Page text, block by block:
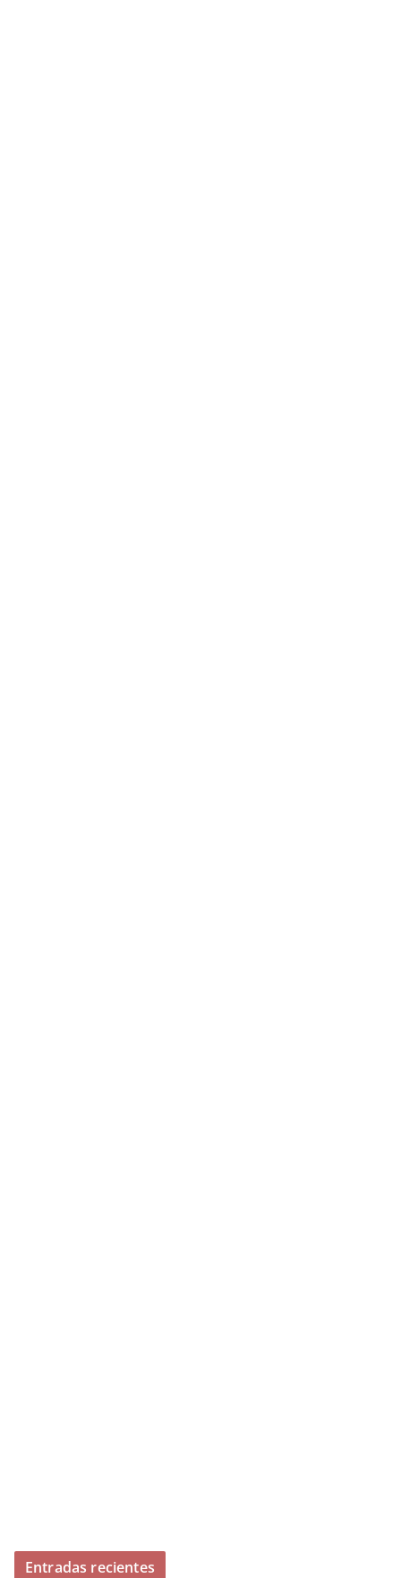
Entradas recientes